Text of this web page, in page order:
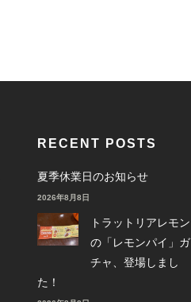
RECENT POSTS
夏季休業日のお知らせ
2026年8月8日
トラットリアレモン
の「レモンパイ」ガ
チャ、登場しまし
た！